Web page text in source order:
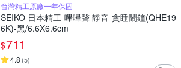
台灣精工原廠一年保固
SEIKO 日本精工 嗶嗶聲 靜音 貪睡鬧鐘(QHE19
6K)-黑/6.6X6.6cm
$711
4.8 (5)